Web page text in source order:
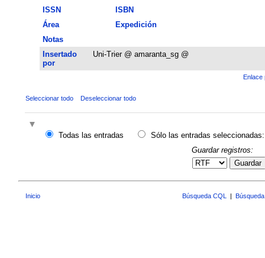
ISSN
ISBN
Área
Expedición
Notas
Insertado
por
Uni-Trier @ amaranta_sg @
Enlace
Seleccionar todo Deseleccionar todo
Todas las entradas
Sólo las entradas seleccionadas:
Guardar registros:
Guardar
Inicio Búsqueda CQL